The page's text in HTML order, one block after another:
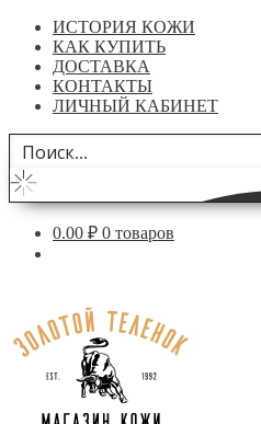
ИСТОРИЯ КОЖИ
КАК КУПИТЬ
ДОСТАВКА
КОНТАКТЫ
ЛИЧНЫЙ КАБИНЕТ
0.00 ₽ 0 товаров
навигации
содержимому